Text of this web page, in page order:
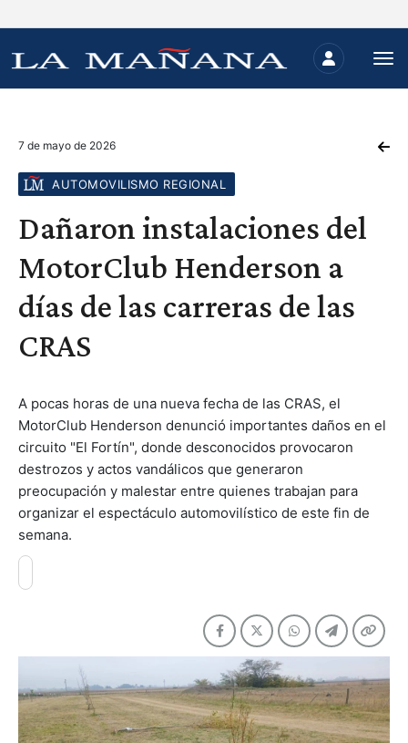
7 de mayo de 2026
AUTOMOVILISMO REGIONAL
Dañaron instalaciones del
MotorClub Henderson a
días de las carreras de las
CRAS
A pocas horas de una nueva fecha de las CRAS, el
MotorClub Henderson denunció importantes daños en el
circuito "El Fortín", donde desconocidos provocaron
destrozos y actos vandálicos que generaron
preocupación y malestar entre quienes trabajan para
organizar el espectáculo automovilístico de este fin de
semana.